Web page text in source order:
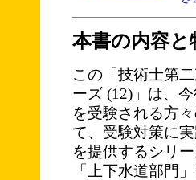
本書の内容と
この「技術士第
ーズ (12)」は、
を受験される方
て、受験対策に
を提供するシリー
「上下水道部門